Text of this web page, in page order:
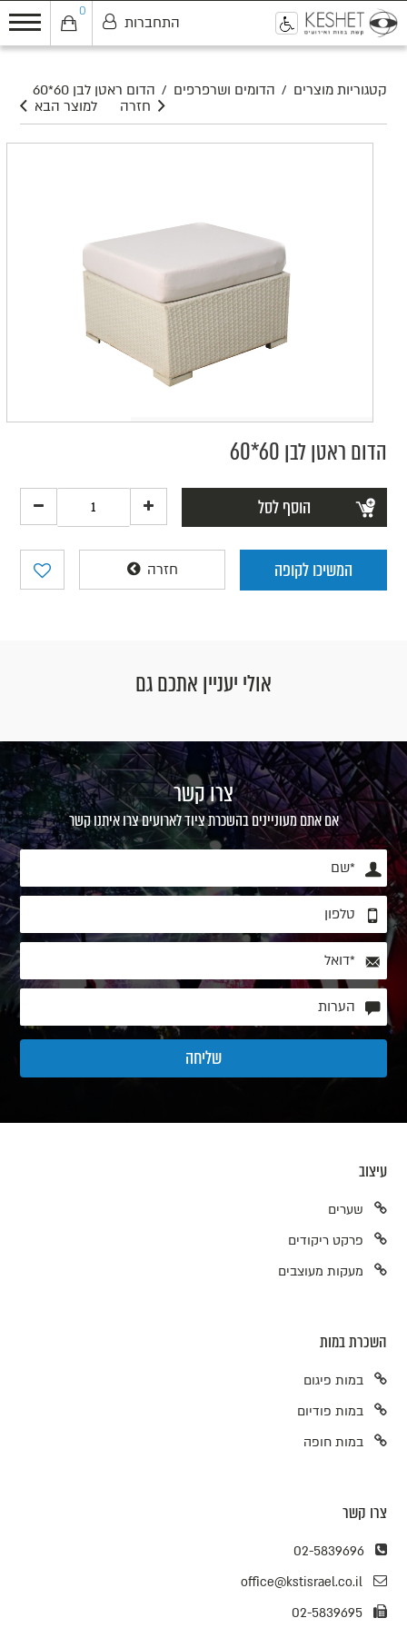
0
התחברות
קטגוריות מוצרים / הדומים ושרפרפים / הדום ראטן לבן 60*60
למוצר הבא
חזרה
הדום ראטן לבן 60*60
הוסף לסל
המשיכו לקופה חזרה
אולי יעניין אתכם גם
צרו קשר
אם אתם מעוניינים בהשכרת ציוד לארועים צרו איתנו קשר
עיצוב
שערים
פרקט ריקודים
מעקות מעוצבים
השכרת במות
במות פיגום
במות פודיום
במות חופה
צרו קשר
02-5839696
office@kstisrael.co.il
02-5839695